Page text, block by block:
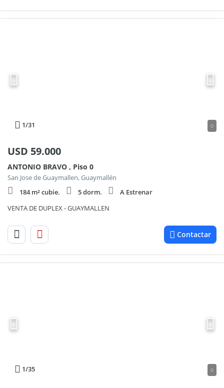
1/31 0
USD 59.000
ANTONIO BRAVO , Piso 0
San Jose de Guaymallen, Guaymallén
184 m² cubie.
5 dorm.
A Estrenar
VENTA DE DUPLEX - GUAYMALLEN
Contactar
1/35 0